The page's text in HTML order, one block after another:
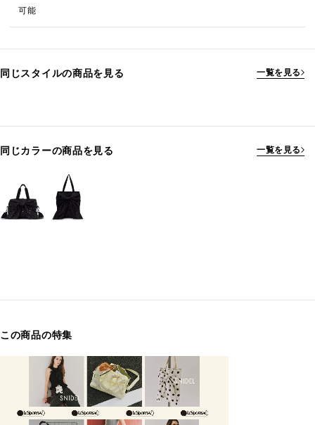
可能
同じスタイルの商品を見る 一覧を見る
同じカラーの商品を見る 一覧を見る
この商品の特集